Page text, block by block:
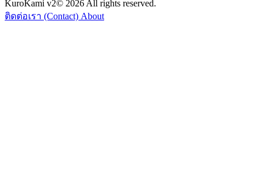
KuroKami v2© 2026 All rights reserved.
ติดต่อเรา (Contact) About